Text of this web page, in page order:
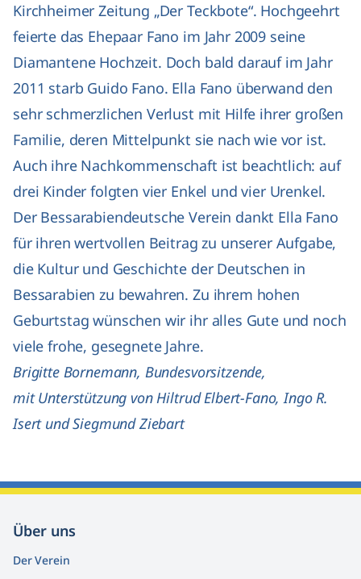
Kirchheimer Zeitung „Der Teckbote“. Hochgeehrt
feierte das Ehepaar Fano im Jahr 2009 seine
Diamantene Hochzeit. Doch bald darauf im Jahr
2011 starb Guido Fano. Ella Fano überwand den
sehr schmerzlichen Verlust mit Hilfe ihrer großen
Familie, deren Mittelpunkt sie nach wie vor ist.
Auch ihre Nachkommenschaft ist beachtlich: auf
drei Kinder folgten vier Enkel und vier Urenkel.
Der Bessarabiendeutsche Verein dankt Ella Fano
für ihren wertvollen Beitrag zu unserer Aufgabe,
die Kultur und Geschichte der Deutschen in
Bessarabien zu bewahren. Zu ihrem hohen
Geburtstag wünschen wir ihr alles Gute und noch
viele frohe, gesegnete Jahre.
Brigitte Bornemann, Bundesvorsitzende,
mit Unterstützung von Hiltrud Elbert-Fano, Ingo R.
Isert und Siegmund Ziebart
Über uns
Der Verein